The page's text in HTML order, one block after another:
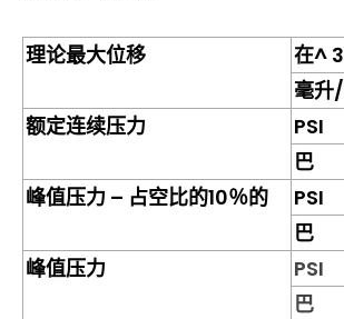
理论最大位移 在^
毫升
额定连续压力
PSI
巴
峰值压力 – 占空比的10％的
PSI
巴
峰值压力
PSI
巴